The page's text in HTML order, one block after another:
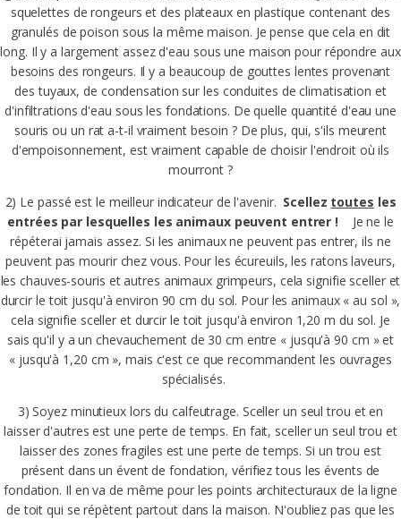
squelettes de rongeurs et des plateaux en plastique contenant des
granulés de poison sous la même maison. Je pense que cela en dit
long. Il y a largement assez d'eau sous une maison pour répondre aux
besoins des rongeurs. Il y a beaucoup de gouttes lentes provenant
des tuyaux, de condensation sur les conduites de climatisation et
d'infiltrations d'eau sous les fondations. De quelle quantité d'eau une
souris ou un rat a-t-il vraiment besoin ? De plus, qui, s'ils meurent
d'empoisonnement, est vraiment capable de choisir l'endroit où ils
mourront ?
2) Le passé est le meilleur indicateur de l'avenir. Scellez toutes les
entrées par lesquelles les animaux peuvent entrer ! Je ne le
répéterai jamais assez. Si les animaux ne peuvent pas entrer, ils ne
peuvent pas mourir chez vous. Pour les écureuils, les ratons laveurs,
les chauves-souris et autres animaux grimpeurs, cela signifie sceller et
durcir le toit jusqu'à environ 90 cm du sol. Pour les animaux « au sol »,
cela signifie sceller et durcir le toit jusqu'à environ 1,20 m du sol. Je
sais qu'il y a un chevauchement de 30 cm entre « jusqu'à 90 cm » et
« jusqu'à 1,20 cm », mais c'est ce que recommandent les ouvrages
spécialisés.
3) Soyez minutieux lors du calfeutrage. Sceller un seul trou et en
laisser d'autres est une perte de temps. En fait, sceller un seul trou et
laisser des zones fragiles est une perte de temps. Si un trou est
présent dans un évent de fondation, vérifiez tous les évents de
fondation. Il en va de même pour les points architecturaux de la ligne
de toit qui se répètent partout dans la maison. N'oubliez pas que les